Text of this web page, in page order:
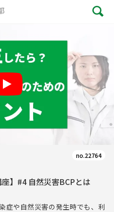
no.22764
座】#4 ⾃然災害BCPとは
症や自然災害の発生時でも、利